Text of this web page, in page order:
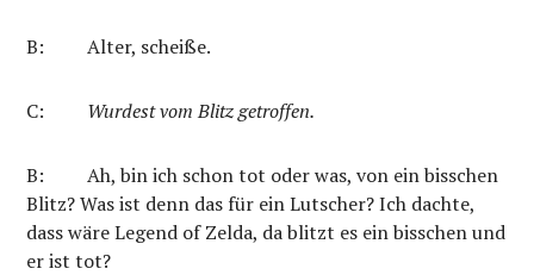
B: Alter, scheiße.
C: Wurdest vom Blitz getroffen.
B: Ah, bin ich schon tot oder was, von ein bisschen
Blitz? Was ist denn das für ein Lutscher? Ich dachte,
dass wäre Legend of Zelda, da blitzt es ein bisschen und
er ist tot?